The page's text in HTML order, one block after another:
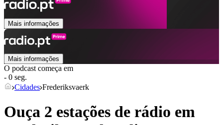
Mais informações
Mais informações
O podcast começa em
- 0 seg.
Cidades Frederiksvaerk
Ouça 2 estações de rádio em